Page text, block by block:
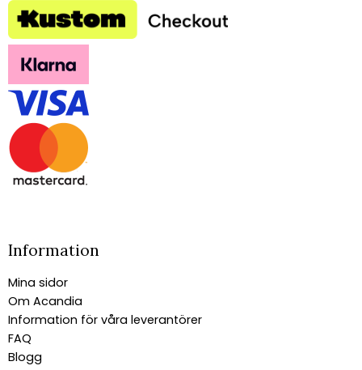
Information
Mina sidor
Om Acandia
Information för våra leverantörer
FAQ
Blogg